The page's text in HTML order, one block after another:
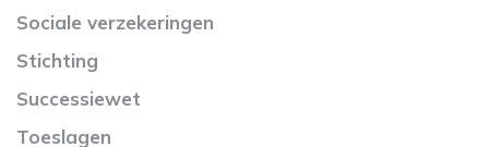
Sociale verzekeringen
Stichting
Successiewet
Toeslagen